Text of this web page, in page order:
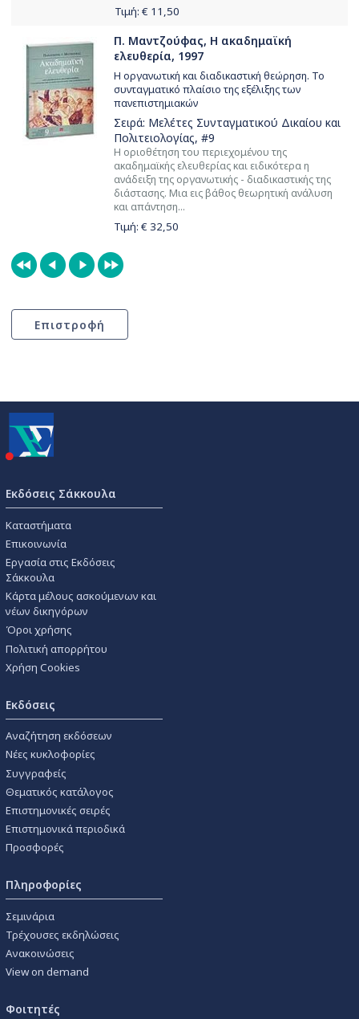
Τιμή: € 11,50
Π. Μαντζούφας, Η ακαδημαϊκή
ελευθερία, 1997
Η οργανωτική και διαδικαστική θεώρηση. Το
συνταγματικό πλαίσιο της εξέλιξης των
πανεπιστημιακών
Σειρά: Μελέτες Συνταγματικού Δικαίου και
Πολιτειολογίας, #9
Η οριοθέτηση του περιεχομένου της
ακαδημαϊκής ελευθερίας και ειδικότερα η
ανάδειξη της οργανωτικής - διαδικαστικής της
διάστασης. Μια εις βάθος θεωρητική ανάλυση
και απάντηση...
Τιμή: € 32,50
Εκδόσεις Σάκκουλα
Καταστήματα
Επικοινωνία
Εργασία στις Εκδόσεις
Σάκκουλα
Κάρτα μέλους ασκούμενων και
νέων δικηγόρων
Όροι χρήσης
Πολιτική απορρήτου
Χρήση Cookies
Εκδόσεις
Αναζήτηση εκδόσεων
Νέες κυκλοφορίες
Συγγραφείς
Θεματικός κατάλογος
Επιστημονικές σειρές
Επιστημονικά περιοδικά
Προσφορές
Πληροφορίες
Σεμινάρια
Τρέχουσες εκδηλώσεις
Ανακοινώσεις
View on demand
Φοιτητές